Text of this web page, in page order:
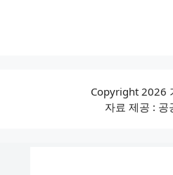
Copyright 2026
자료 제공 : 공